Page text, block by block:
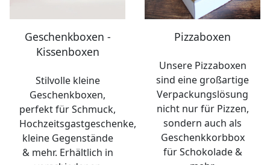
Geschenkboxen -
Kissenboxen
Stilvolle kleine
Geschenkboxen,
perfekt für Schmuck,
Hochzeitsgastgeschenke,
kleine Gegenstände
& mehr. Erhältlich in
Pizzaboxen
Unsere Pizzaboxen
sind eine großartige
Verpackungslösung
nicht nur für Pizzen,
sondern auch als
Geschenkkorbbox
für Schokolade &